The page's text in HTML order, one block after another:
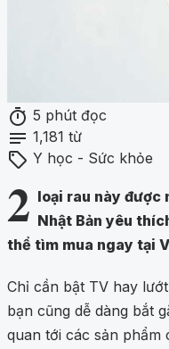
timer 5 phút đọc
notes 1,181 từ
sell Y học - Sức khỏe
2 loại rau này
Nhật Bản yêu
thể tìm mua ngay tại
Chỉ cần bật TV hay
bạn cũng dễ dàng bắt
quan tới các sản phẩm